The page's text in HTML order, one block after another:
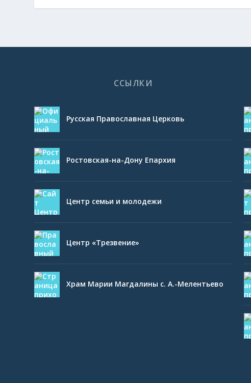
ССЫЛКИ
Русская Православная Церковь
Ростовская-на-Дону Епархия
Центр семьи и молодежи
Центр «Трезвение»
Храм Марии Магдалины с. А.-Мелентьево